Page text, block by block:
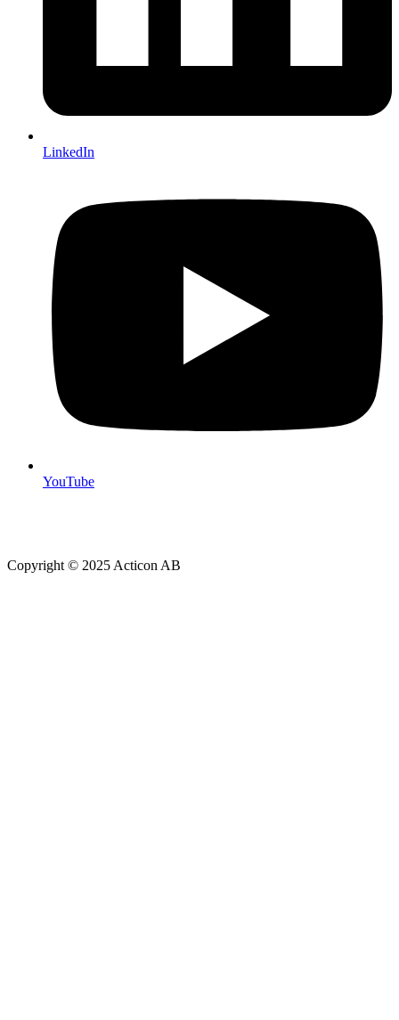
LinkedIn
YouTube
Copyright © 2025 Acticon AB